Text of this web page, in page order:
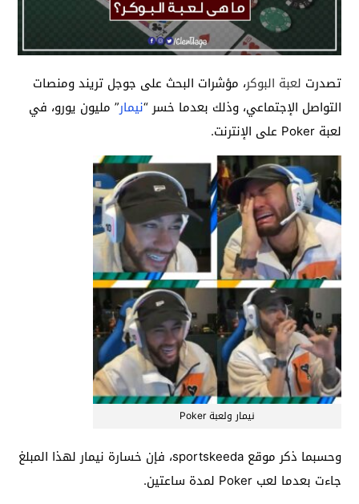
تصدرت لعبة البوكر، مؤشرات البحث على جوجل تريند ومنصات
التواصل الإجتماعي، وذلك بعدما خسر “نيمار” مليون يورو، في
لعبة Poker على الإنترنت.
نيمار ولعبة Poker
وحسبما ذكر موقع sportskeeda، فإن خسارة نيمار لهذا المبلغ
جاءت بعدما لعب Poker لمدة ساعتين.